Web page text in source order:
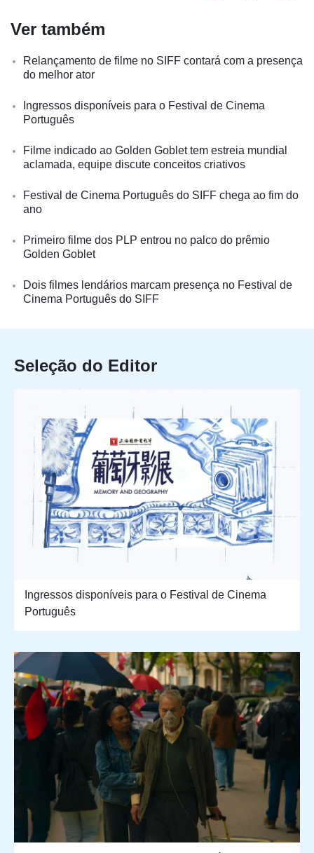
Ver também
Relançamento de filme no SIFF contará com a presença
do melhor ator
Ingressos disponíveis para o Festival de Cinema
Português
Filme indicado ao Golden Goblet tem estreia mundial
aclamada, equipe discute conceitos criativos
Festival de Cinema Português do SIFF chega ao fim do
ano
Primeiro filme dos PLP entrou no palco do prêmio
Golden Goblet
Dois filmes lendários marcam presença no Festival de
Cinema Português do SIFF
Seleção do Editor
Ingressos disponíveis para o Festival de Cinema
Português